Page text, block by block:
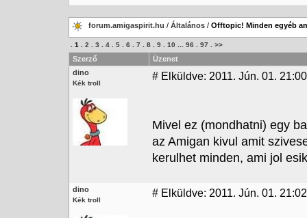
forum.amigaspirit.hu / Általános / Offtopic! Minden egyéb
1 2 3 4 5 6 7 8 9 10 96 97 >>
Szerző
Üzenet
dino
Kék troll
# Elküldve: 2011. Jún. 01. 21:00
Mivel ez (mondhatni) egy
az Amigan kivul amit
kerulhet minden, ami jol
dino
Kék troll
# Elküldve: 2011. Jún. 01. 21:02